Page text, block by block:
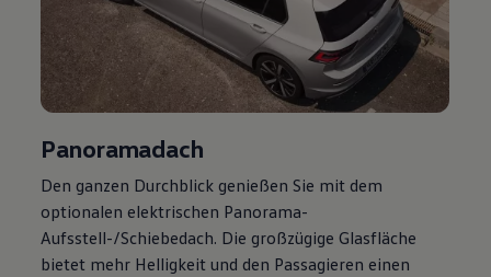
Panoramadach
Den ganzen Durchblick genießen Sie mit dem
optionalen elektrischen Panorama-
Aufsstell-/Schiebedach. Die großzügige Glasfläche
bietet mehr Helligkeit und den Passagieren einen